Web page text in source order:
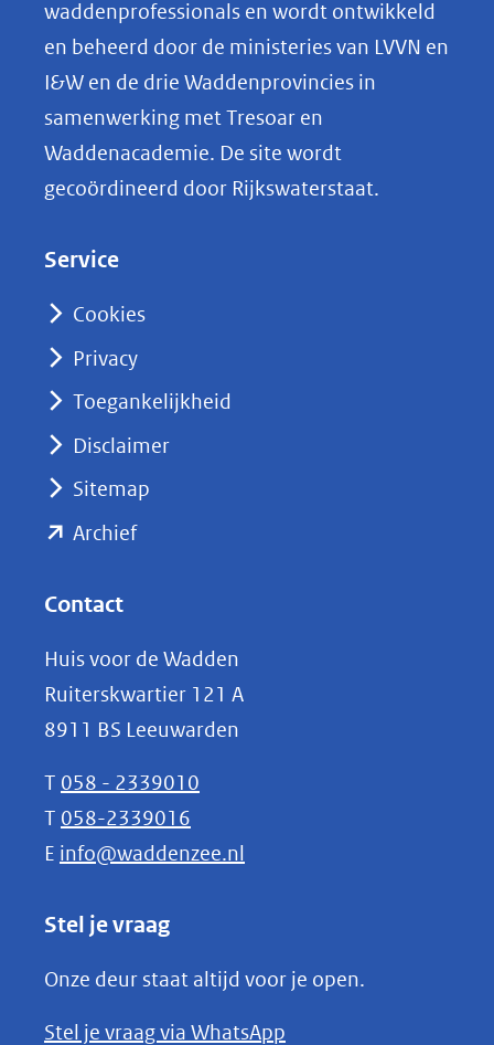
p
k
e
nieuw
naar
waddenprofessionals en wordt ontwikkeld
en beheerd door de ministeries van LVVN en
I&W en de drie Waddenprovincies in
samenwerking met Tresoar en
Waddenacademie. De site wordt
gecoördineerd door Rijkswaterstaat.
Service
Cookies
Privacy
Toegankelijkheid
Disclaimer
Sitemap
Archief(opent
(verwijst
naar
een
andere
website)
Contact
Huis voor de Wadden
Ruiterskwartier 121 A
8911 BS Leeuwarden
T 058 - 2339010
T 058-2339016
E info@waddenzee.nl
Stel je vraag
Onze deur staat altijd voor je open.
Stel je vraag via WhatsApp